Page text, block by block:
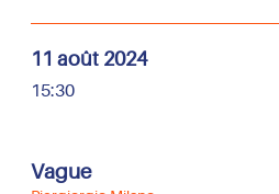
11 août 2024
15:30
Vague